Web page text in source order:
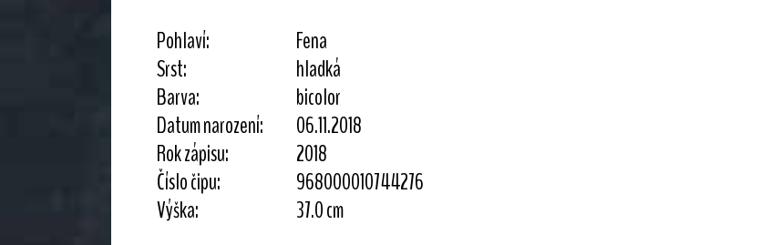
Pohlaví:
Fena
Srst:
hladká
Barva:
bicolor
Datum narození:
06.11.2018
Rok zápisu:
2018
Číslo čipu:
968000010744276
Výška:
37.0 cm